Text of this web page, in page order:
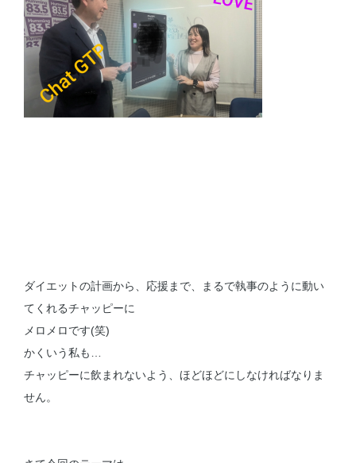
ダイエットの計画から、応援まで、まるで執事のように動い
てくれるチャッピーに
メロメロです(笑)
かくいう私も…
チャッピーに飲まれないよう、ほどほどにしなければなりま
せん。